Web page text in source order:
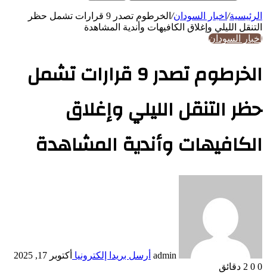
الرئيسية/ اخبار السودان/
الخرطوم تصدر 9 قرارات تشمل حظر
التنقل الليلي وإغلاق الكافيهات وأندية المشاهدة
اخبار السودان
الخرطوم تصدر 9 قرارات تشمل
حظر التنقل الليلي وإغلاق
الكافيهات وأندية المشاهدة
admin أرسل بريدا إلكترونيا أكتوبر 17, 2025
0
2 دقائق